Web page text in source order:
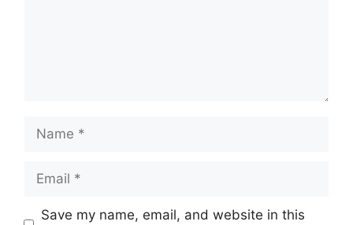
Website
Save my name, email, and website in this